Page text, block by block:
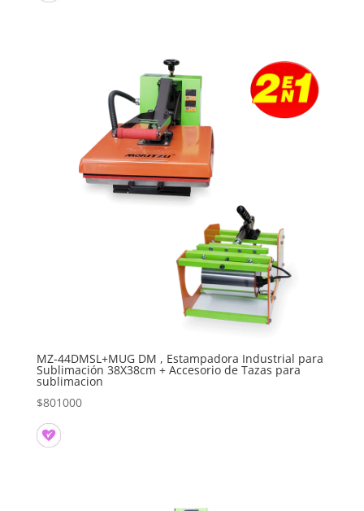
MZ-44DMSL+MUG DM , Estampadora Industrial para
Sublimación 38X38cm + Accesorio de Tazas para
sublimacion
$801000